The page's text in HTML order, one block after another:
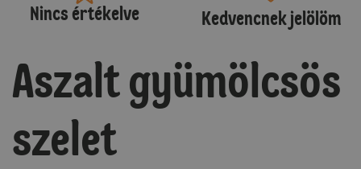
Nincs értékelve Kedvencnek jelölöm
Aszalt gyümölcsös
szelet